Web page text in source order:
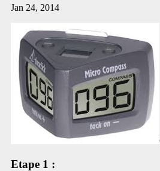
Jan 24, 2014
Etape 1 :